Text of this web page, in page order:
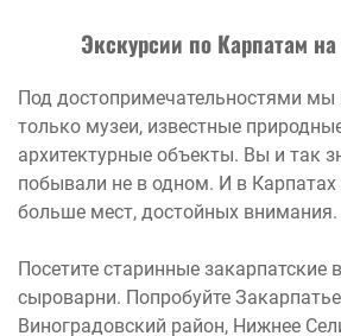
Экскурсии по Карпатам
Под достопримечательностями
только музеи, известные
архитектурные объекты. Вы и так
побывали не в одном. И в Карпатах
больше мест, достойных внимания.
Посетите старинные закарпатские
сыроварни. Попробуйте
Виноградовский район, Нижнее